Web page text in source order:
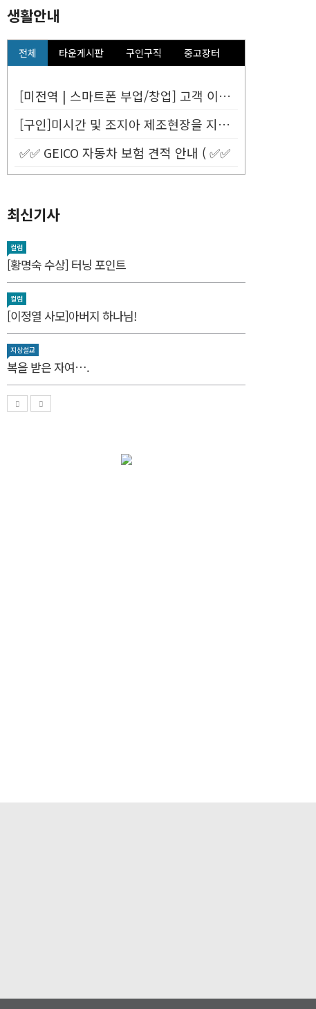
생활안내
전체 타운게시판 구인구직 중고장터
[미전역 | 스마트폰 부업/창업] 고객 이름만 넣으면 평생 연금 20% ...
[구인]미시간 및 조지아 제조현장을 지원할 Customer Service...
✅✅ GEICO 자동차 보험 견적 안내 ( ✅✅
최신기사
컬럼
[황명숙 수상] 터닝 포인트
컬럼
[이정열 사모]아버지 하나님!
지상설교
복을 받은 자여….